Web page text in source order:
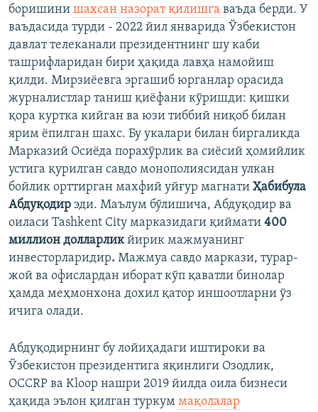
боришини шахсан назорат қилишга ваъда берди. У
ваъдасида турди - 2022 йил январида Ўзбекистон
давлат телеканали президентнинг шу каби
ташрифларидан бири ҳақида лавҳа намойиш
қилди. Мирзиёевга эргашиб юрганлар орасида
журналистлар таниш қиёфани кўришди: қишки
қора куртка кийган ва юзи тиббий ниқоб билан
ярим ёпилган шахс. Бу укалари билан биргаликда
Марказий Осиёда порахўрлик ва сиёсий ҳомийлик
устига қурилган савдо монополиясидан улкан
бойлик орттирган махфий уйғур магнати Ҳабибула
Абдуқодир эди. Маълум бўлишича, Абдуқодир ва
оиласи Tashkent City марказидаги қиймати 400
миллион долларликйирик мажмуанинг
инвесторларидир. Мажмуа савдо маркази, турар-
жой ва офислардан иборат кўп қаватли бинолар
ҳамда меҳмонхона дохил қатор иншоотларни ўз
ичига олади.
Абдуқодирнинг бу лойиҳадаги иштироки ва
Ўзбекистон президентига яқинлиги Озодлик,
OCCRP ва Kloop нашри 2019 йилда оила бизнеси
ҳақида эълон қилган туркум мақолалар